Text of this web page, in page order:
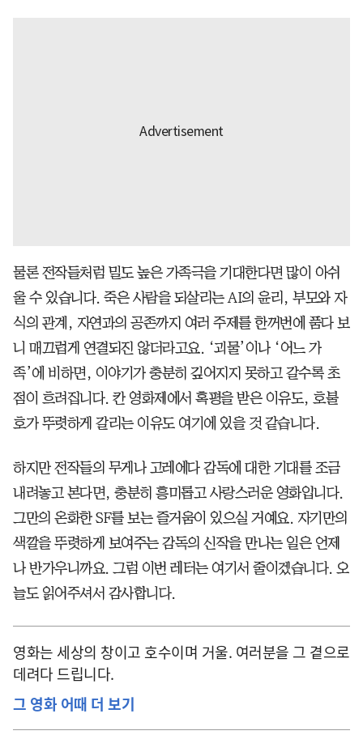
물론 전작들처럼 밀도 높은 가족극을 기대한다면 많이 아쉬
울 수 있습니다. 죽은 사람을 되살리는 AI의 윤리, 부모와 자
식의 관계, 자연과의 공존까지 여러 주제를 한꺼번에 품다 보
니 매끄럽게 연결되진 않더라고요. ‘괴물’이나 ‘어느 가
족’에 비하면, 이야기가 충분히 깊어지지 못하고 갈수록 초
점이 흐려집니다. 칸 영화제에서 혹평을 받은 이유도, 호불
호가 뚜렷하게 갈리는 이유도 여기에 있을 것 같습니다.
하지만 전작들의 무게나 고레에다 감독에 대한 기대를 조금
내려놓고 본다면, 충분히 흥미롭고 사랑스러운 영화입니다.
그만의 온화한 SF를 보는 즐거움이 있으실 거예요. 자기만의
색깔을 뚜렷하게 보여주는 감독의 신작을 만나는 일은 언제
나 반가우니까요. 그럼 이번 레터는 여기서 줄이겠습니다. 오
늘도 읽어주셔서 감사합니다.
영화는 세상의 창이고 호수이며 거울. 여러분을 그 곁으로
데려다 드립니다.
그 영화 어때 더 보기